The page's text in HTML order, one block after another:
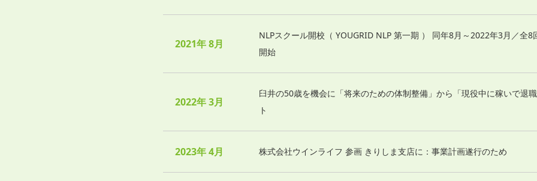
2021年 8月
NLPスクール開校（ YOUGRID NLP 第一期 ） 同年8月～2022年3月／全8
開始
2022年 3月
臼井の50歳を機会に「将来のための体制整備」から「現役中に稼いで退
ト
2023年 4月 株式会社ウインライフ 参画 きりしま支店に：事業計画遂行のため